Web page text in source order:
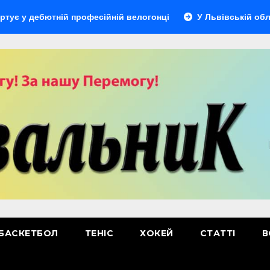
професійній велогонці У Львівській області
ТЕНІС ХОКЕЙ СТАТТІ